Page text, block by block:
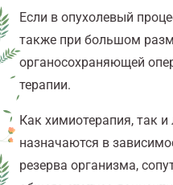
Если в опухолевый
также при большом
органосохраняющей
терапии.
Как химиотерапия, так и
назначаются в
резерва организма,